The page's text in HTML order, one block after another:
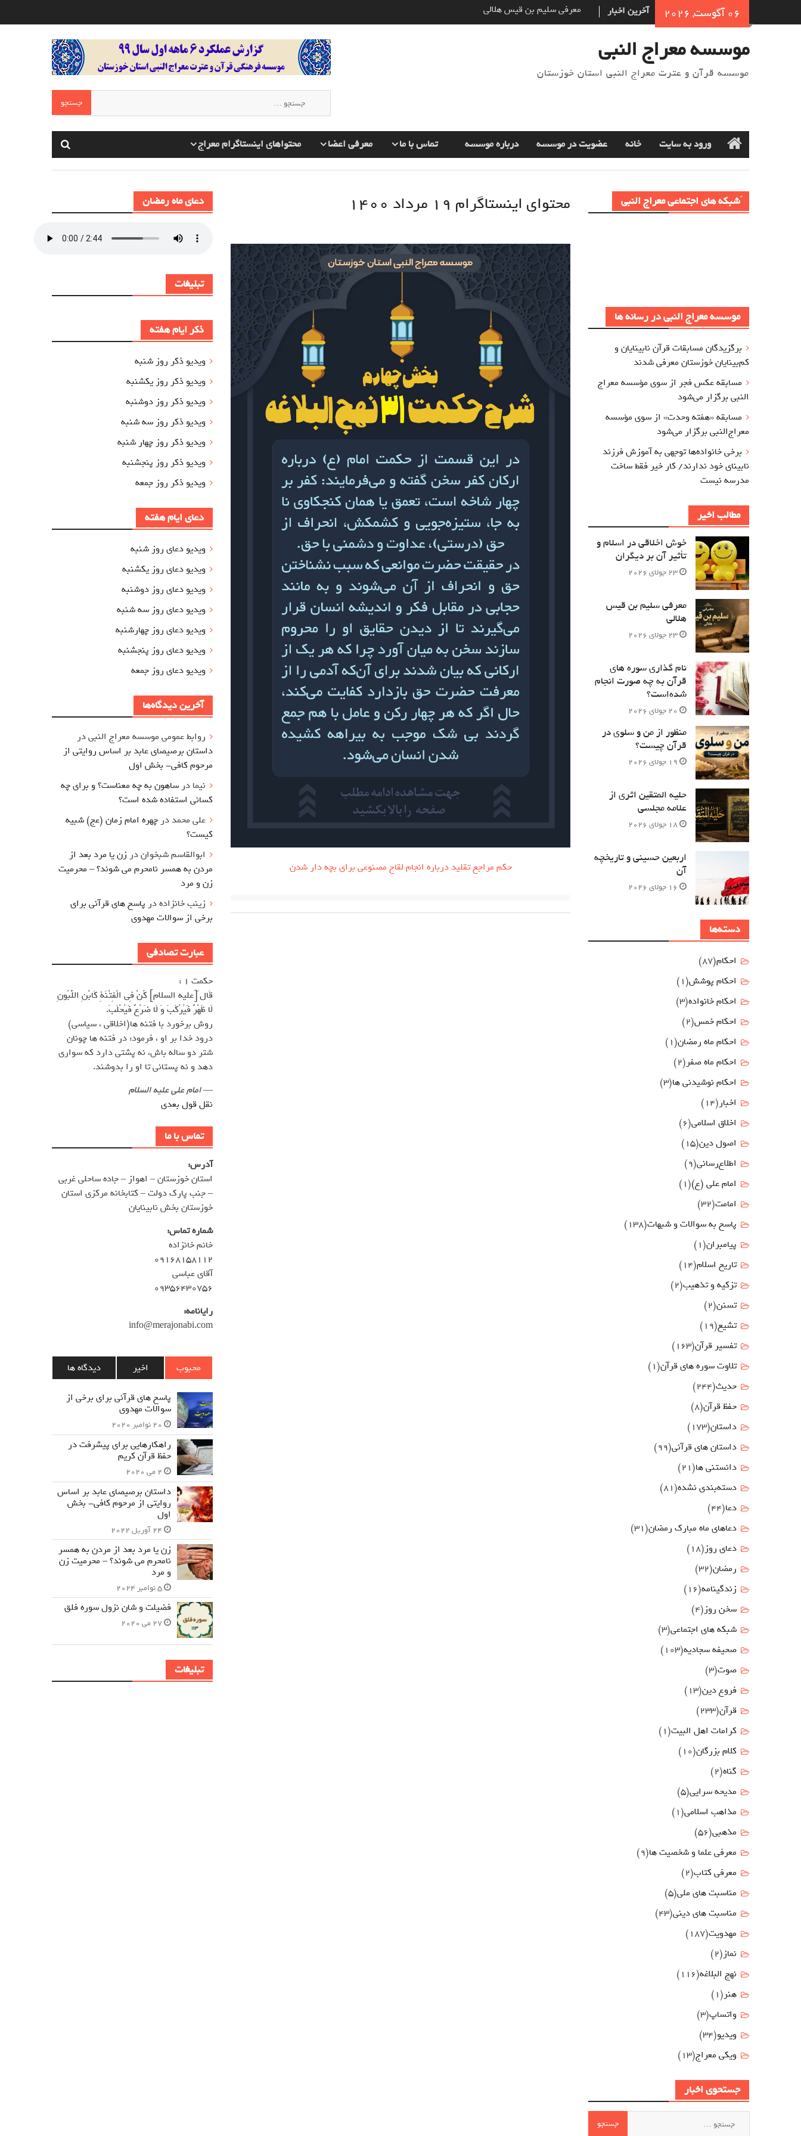
to
06 آگوست, 2026 آخرین اخبار
نام‌ گذاری سوره های قرآن به چه صورت انجام
شده‌است؟
موسسه معراج النبی
موسسه قرآن و عترت معراج النبی استان خوزستان
Homeورود به سایت خانه عضویت در موسسه درباره موسسه تماس با ما معرفی اعضا محتواهای اینستاگرام معراج
محتوای اینستاگرام ۱9 مرداد ۱۴۰۰
حکم مراجع تقلید درباره انجام لقاح مصنوعی برای بچه دار شدن
دعای ماه رمضان
تبلیغات
ذکر ایام هفته
ویدیو ذکر روز شنبه
ویدیو ذکر روز یکشنبه
ویدیو ذکر روز دوشنبه
ویدیو ذکر روز سه شنبه
ویدیو ذکر روز چهار شنبه
ویدیو ذکر روز پنجشنبه
ویدیو ذکر روز جمعه
دعای ایام هفته
ویدیو دعای روز شنبه
ویدیو دعای روز یکشنبه
ویدیو دعای روز دوشنبه
ویدیو دعای روز سه شنبه
ویدیو دعای روز چهارشنبه
ویدیو دعای روز پنجشنبه
ویدیو دعای روز جمعه
آخرین دیدگاه‌ها
روابط عمومی موسسه معراج النبیدر
داستان برصیصای عابد بر اساس روایتی از
مرحوم کافی- بخش اول
نیما در ساهون به چه معناست؟ و برای چه
کسانی استفاده شده است؟
علی محمددر چهره امام زمان (عج) شبیه
کیست؟
ابوالقاسم شبخواندر زن یا مرد بعد از
مردن به همسر نامحرم می شوند؟ – محرمیت
زن و مرد
زینب خانزادهدر پاسخ های قرآنی برای
برخی از سوالات مهدوی
عبارت تصادفی
حکمت 1 :
قَال َ[عليه السلام] كُنْ فِى الْفِتْنَةِ كَابْنِ اللَّبُونِ
لَا ظَهْرٌ فَيُرْكَبَ وَ لَا ضَرْعٌ فَيُحْلَبَ.
روش برخورد با فتنه ها(اخلاقى ، سياسى)
درود خدا بر او ، فرمود: در فتنه ها چونان
شتر دو ساله باش، نه پشتى دارد كه سوارى
دهد و نه پستانى تا او را بدوشند.
—امام علی علیه السلام
نقل قول بعدی
تماس با ما
آدرس:
استان خوزستان – اهواز – جاده ساحلی غربی
– جنب پارک دولت – کتابخانه مرکزی استان
خوزستان بخش نابینایان
شماره تماس:
خانم خانزاده
۰۹۱۶۸۱۵۸۱۱۲
آقای عباسی
۰۹۳۵۶۴۳۰۷۵۶
رایانامه:
info@merajonabi.com
محبوب اخیر دیدگاه ها
پاسخ های قرآنی برای برخی از
سوالات مهدوی
20 نوامبر 2020
راهکارهایی برای پیشرفت در
حفظ قرآن کریم
2 می 2020
داستان برصیصای عابد بر اساس
روایتی از مرحوم کافی- بخش
اول
24 آوریل 2022
زن یا مرد بعد از مردن به همسر
نامحرم می شوند؟ – محرمیت زن
و مرد
5 نوامبر 2024
فضیلت و شان نزول سوره فلق
27 می 2020
تبلیغات
َشبکه های اجتماعی معراج النبی
موسسه معراج النبی در رسانه ها
برگزيدگان مسابقات قرآن نابینایان و
کم‌بینایان خوزستان معرفي شدند
مسابقه عکس فجر از سوی مؤسسه معراج‌
النبی برگزار می‌شود
مسابقه «هفته وحدت» از سوی مؤسسه
معراج‌النبی برگزار می‌شود
برخی خانواده‌ها توجهی به آموزش‌ فرزند
نابینای خود ندارند/ کار خیر فقط ساخت
مدرسه نیست
مطالب اخیر
خوش اخلاقی در اسلام و
تأثیر آن بر دیگران
23 جولای 2026
معرفی سلیم بن قیس
هلالی
23 جولای 2026
نام‌ گذاری سوره های
قرآن به چه صورت انجام
شده‌است؟
20 جولای 2026
منظور از من و سلوی در
قرآن چیست؟
19 جولای 2026
حلیه المتقین اثری از
علامه مجلسی
18 جولای 2026
اربعین حسینی و تاریخچه
آن
16 جولای 2026
دسته‌ها
احکام(87)
احکام پوشش(1)
احکام خانواده(3)
احکام خمس(2)
احکام ماه رمضان(1)
احکام ماه صفر(2)
احکام نوشیدنی ها(3)
اخبار(14)
اخلاق اسلامی(6)
اصول دين(15)
اطلاع‌رسانی(9)
امام علي (ع)(1)
امامت(32)
پاسخ به سوالات و شبهات(138)
پیامبران(1)
تاریخ اسلام(14)
تزکیه و تذهیب(2)
تسنن(2)
تشیع(19)
تفسیر قرآن(163)
تلاوت سوره های قرآن(1)
حدیث(244)
حفظ قرآن(8)
داستان(173)
داستان های قرآنی(99)
دانستنی ها(21)
دسته‌بندی نشده(81)
دعا(44)
دعاهای ماه مبارک رمضان(31)
دعای روز(18)
رمضان(32)
زندگینامه(16)
سخن روز(4)
شبکه های اجتماعی(3)
صحیفه سجادیه(103)
صوت(3)
فروع دين(13)
قرآن(233)
كرامات اهل البيت(1)
کلام بزرگان(10)
گناه(2)
مدیحه سرایی(5)
مذاهب اسلامی(1)
مذهبی(56)
معرفی علما و شخصیت ها(9)
معرفی کتاب(2)
مناسبت هاي ملي(5)
مناسبت های دینی(43)
مهدويت(187)
نماز(2)
نهج البلاغه(116)
هنر(1)
واتساپ(3)
ویدیو(34)
ویکی معراج(13)
جستحوی اخبار